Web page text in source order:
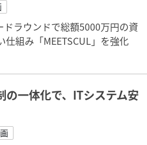
ラウンドで総額5000万円の資
組み「MEETSCUL」を強化
一体化で、ITシステム安